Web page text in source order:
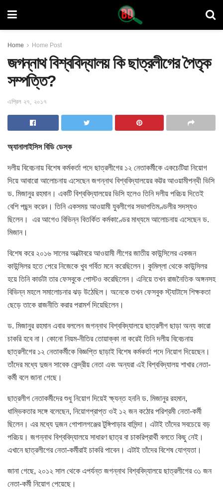
Home Home Post
জগন্নাথ বিশ্ববিদ্যালয় কি ছাত্রলীগের পৈতৃক
সম্পত্তি?
এপ্রিল ২৭, ২০১৭
অ্যানালাইসিস বিডি ডেস্ক
দলীয় বিবেচনায় বিশেষ কর্মকর্তা পদে ছাত্রলীগের ১২ নেতাকর্মীকে একচেটিয়া নিয়োগ
দিয়ে আবারো আলোচনায় এসেছেন জগন্নাথ বিশ্ববিদ্যালয়ের কট্টর আওয়ামীপন্থী ভিসি
ড. মিজানুর রহমান। একটি বিশ্ববিদ্যালয়ের ভিসি হলেও তিনি দলীয় পরিচয় দিতেই
বেশি পছন্দ করেন। তিনি একসময় আওয়ামী যুবলীগের সভাপতিমণ্ডলীর সদস্যও
ছিলেন। এর আগেও বিভিন্ন বিতর্কিত কর্মকাণ্ডের মাধ্যমে আলোচনায় এসেছেন ড.
মিজান।
বিশেষ করে ২০১৬ সালের অক্টোবরে আওয়ামী লীগের জাতীয় কাউন্সিলের একজন
কাউন্সিলর হতে পেরে নিজেকে খুব গর্বিত মনে করেছিলেন। কুমিল্লা থেকে কাউন্সিলর
হয়ে তিনি কার্ডটা তার ফেসবুকে পোস্টও করেছিলেন। এনিয়ে তখন রাজনৈতিক অঙ্গনসহ
বিভিন্ন মহলে সমালোচনার ঝড় উঠেছিল। অনেকে তখন ফেসবুক স্ট্যাটাসে শিক্ষকতা
ছেড়ে তাকে রাজনীতি করার পরামর্শ দিয়েছিলেন।
ড. মিজানুর রহমান এবার বললেন জগন্নাথ বিশ্ববিদ্যালয়ে ছাত্রলীগ ছাড়া অন্য কারো
চাকরি হবে না। কোনো নিয়ম-নীতির তোয়াক্কা না করেই তিনি দলীয় বিবেচনায়
ছাত্রলীগের ১২ নেতাকর্মীকে বিজ্ঞপ্তি ছাড়াই বিশেষ কর্মকর্তা পদে নিয়োগ দিয়েছেন।
তাঁদের মধ্যে দুজন সাবেক কেন্দ্রীয় নেতা এবং অন্যরা এই বিশ্ববিদ্যালয় শাখার নেতা-
কর্মী বলে জানা গেছে।
ছাত্রলীগ নেতাকর্মীদের শুধু নিয়োগ দিয়েই ক্ষ্যন্ত হননি ড. মিজানুর রহমান,
ধাম্ভিকতার সঙ্গে বলেছেন, নিয়োগপ্রাপ্ত ওই ১২ জন কঠোর পরিশ্রমী নেতা-কর্মী
ছিলেন। এর মধ্যে দুজন গোপালগঞ্জের টুঙ্গিপাড়ার বাসিন্দা। এটাই তাঁদের সবচেয়ে বড়
পরিচয়। জগন্নাথ বিশ্ববিদ্যালয়ে সাধারণ ছাত্র বা চাকরিপ্রার্থী বলতে কিছু নেই।
এখানে ছাত্রলীগের নেতা-কর্মীরাই চাকরি পাবেন। এটাই তাঁদের বিশেষ যোগ্যতা।
জানা গেছে, ২০১২ সাল থেকে এপর্যন্ত জগন্নাথ বিশ্ববিদ্যালয়ে ছাত্রলীগের ৩১ জন
নেতা-কর্মী নিয়োগ পেয়েছে।